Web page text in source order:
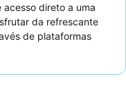
direto a uma
da refrescante
de plataformas
com iguarias como